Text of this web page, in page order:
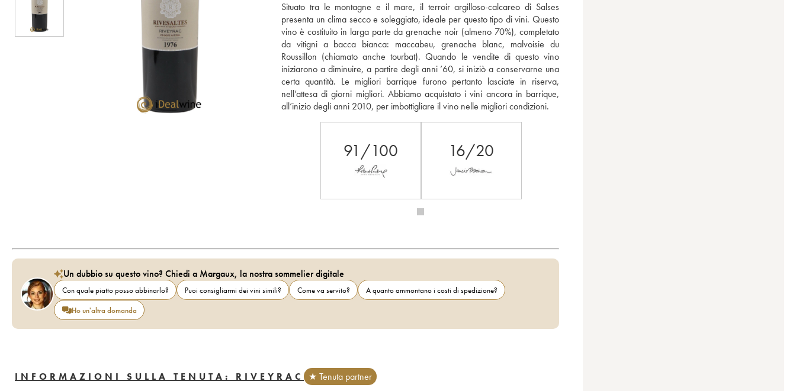
Situato tra le montagne e il mare, il terroir argilloso-calcareo di Salses
presenta un clima secco e soleggiato, ideale per questo tipo di vini. Questo
vino è costituito in larga parte da grenache noir (almeno 70%), completato
da vitigni a bacca bianca: maccabeu, grenache blanc, malvoisie du
Roussillon (chiamato anche tourbat). Quando le vendite di questo vino
iniziarono a diminuire, a partire degli anni ’60, si iniziò a conservarne una
certa quantità. Le migliori barrique furono pertanto lasciate in riserva,
nell’attesa di giorni migliori. Abbiamo acquistato i vini ancora in barrique,
all’inizio degli anni 2010, per imbottigliare il vino nelle migliori condizioni.
91/100 16/20
Un dubbio su questo vino? Chiedi a Margaux, la nostra sommelier digitale
Con quale piatto posso abbinarlo? Puoi consigliarmi dei vini simili? Come va servito?
A quanto ammontano i costi di spedizione?
Ho un'altra domanda
INFORMAZIONI SULLA TENUTA: RIVEYRAC
★ Tenuta partner